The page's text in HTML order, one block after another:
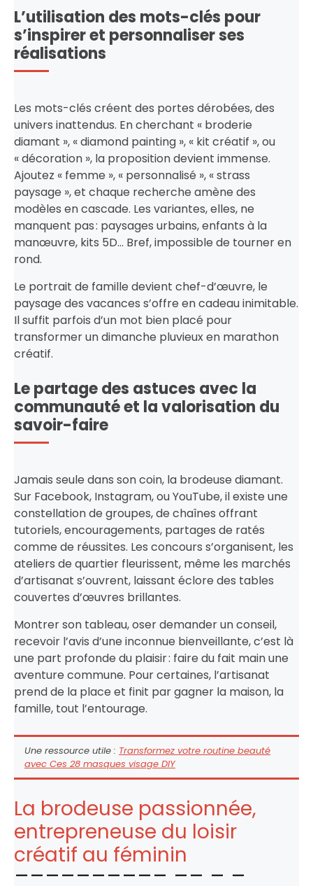
L’utilisation des mots-clés pour
s’inspirer et personnaliser ses
réalisations
Les mots-clés créent des portes dérobées, des
univers inattendus. En cherchant « broderie
diamant », « diamond painting », « kit créatif », ou
« décoration », la proposition devient immense.
Ajoutez « femme », « personnalisé », « strass
paysage », et chaque recherche amène des
modèles en cascade. Les variantes, elles, ne
manquent pas : paysages urbains, enfants à la
manœuvre, kits 5D… Bref, impossible de tourner en
rond.
Le portrait de famille devient chef-d’œuvre, le
paysage des vacances s’offre en cadeau inimitable.
Il suffit parfois d’un mot bien placé pour
transformer un dimanche pluvieux en marathon
créatif.
Le partage des astuces avec la
communauté et la valorisation du
savoir-faire
Jamais seule dans son coin, la brodeuse diamant.
Sur Facebook, Instagram, ou YouTube, il existe une
constellation de groupes, de chaînes offrant
tutoriels, encouragements, partages de ratés
comme de réussites. Les concours s’organisent, les
ateliers de quartier fleurissent, même les marchés
d’artisanat s’ouvrent, laissant éclore des tables
couvertes d’œuvres brillantes.
Montrer son tableau, oser demander un conseil,
recevoir l’avis d’une inconnue bienveillante, c’est là
une part profonde du plaisir : faire du fait main une
aventure commune. Pour certaines, l’artisanat
prend de la place et finit par gagner la maison, la
famille, tout l’entourage.
Une ressource utile : Transformez votre routine beauté
avec Ces 28 masques visage DIY
La brodeuse passionnée,
entrepreneuse du loisir
créatif au féminin